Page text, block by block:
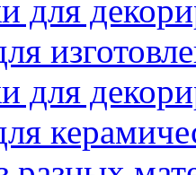
для
для